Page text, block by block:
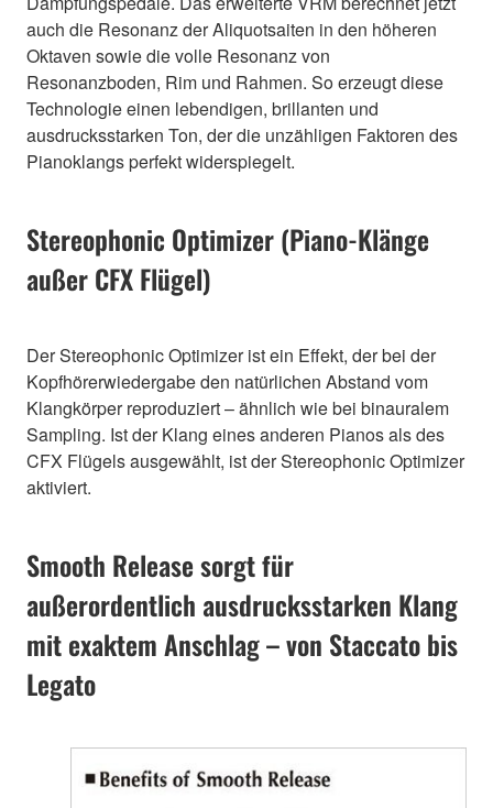
auch die Resonanz der Aliquotsaiten in den höheren
Oktaven sowie die volle Resonanz von
Resonanzboden, Rim und Rahmen. So erzeugt diese
Technologie einen lebendigen, brillanten und
ausdrucksstarken Ton, der die unzähligen Faktoren des
Pianoklangs perfekt widerspiegelt.
Stereophonic Optimizer (Piano-Klänge
außer CFX Flügel)
Der Stereophonic Optimizer ist ein Effekt, der bei der
Kopfhörerwiedergabe den natürlichen Abstand vom
Klangkörper reproduziert – ähnlich wie bei binauralem
Sampling. Ist der Klang eines anderen Pianos als des
CFX Flügels ausgewählt, ist der Stereophonic Optimizer
aktiviert.
Smooth Release sorgt für
außerordentlich ausdrucksstarken Klang
mit exaktem Anschlag – von Staccato bis
Legato